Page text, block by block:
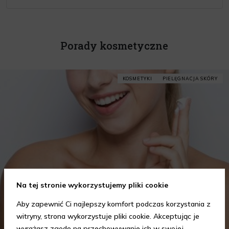
Porady kosmetyczne
KOSMETYKI PIELĘGNACJA SKÓRY
Na tej stronie wykorzystujemy pliki cookie
Aby zapewnić Ci najlepszy komfort podczas korzystania z
witryny, strona wykorzystuje pliki cookie. Akceptując je